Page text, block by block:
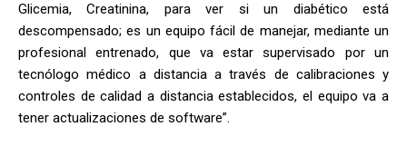
Glicemia, Creatinina, para ver si un diabético está
descompensado; es un equipo fácil de manejar, mediante un
profesional entrenado, que va estar supervisado por un
tecnólogo médico a distancia a través de calibraciones y
controles de calidad a distancia establecidos, el equipo va a
tener actualizaciones de software”.